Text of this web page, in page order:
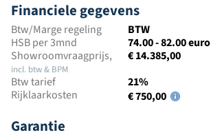
Financiele gegevens
Btw/Marge regeling
BTW
HSB per 3mnd
74.00 - 82.00 euro
Showroomvraagprijs,
incl. btw & BPM
€ 14.385,00
Btw tarief
21%
Rijklaarkosten
€ 750,00
Garantie